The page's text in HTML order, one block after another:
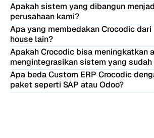
Apakah sistem yang dibangun
perusahaan kami?
Apa yang membedakan Crocodic
house lain?
Apakah Crocodic bisa meningkatkan
mengintegrasikan sistem yang
Apa beda Custom ERP Crocodic
paket seperti SAP atau Odoo?